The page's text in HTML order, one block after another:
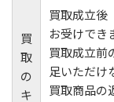
買
取
の
キ
買取成立後
お受けでき
買取成立前
足いただけ
買取商品の